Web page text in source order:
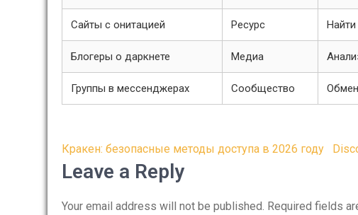
Сайты с онитацией Ресурс
Блогеры о даркнете Медиа
Группы в мессенджерах Сообщество
Post
navigation
Кракен: безопасные методы доступа в 2026 году
Leave a Reply
Your email address will not be published. Required fields